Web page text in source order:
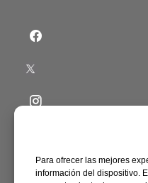
Para ofrecer las mejores
información del dispositivo.